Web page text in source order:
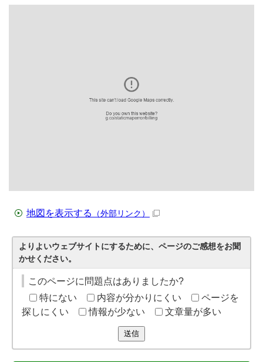
地図を表示する （外部リンク）
よりよいウェブサイトにするために、ページのご感想をお聞
かせください。
このページに問題点はありましたか?
特にない
内容が分かりにくい
ページを
探しにくい
情報が少ない 文章量が多い
送信